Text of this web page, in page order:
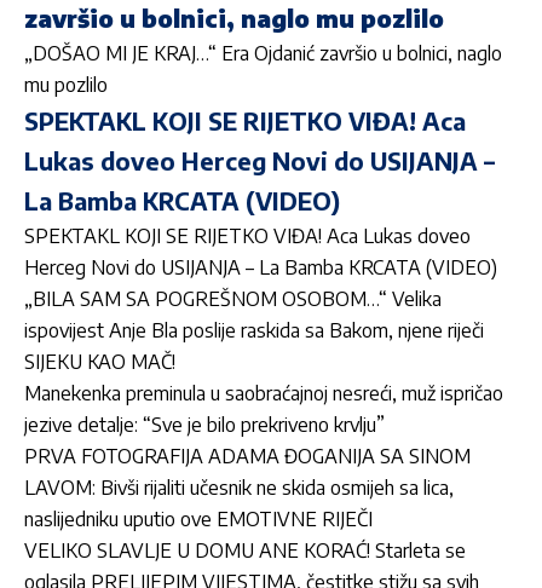
završio u bolnici, naglo mu pozlilo
„DOŠAO MI JE KRAJ…“ Era Ojdanić završio u bolnici, naglo
mu pozlilo
SPEKTAKL KOJI SE RIJETKO VIĐA! Aca
Lukas doveo Herceg Novi do USIJANJA –
La Bamba KRCATA (VIDEO)
SPEKTAKL KOJI SE RIJETKO VIĐA! Aca Lukas doveo
Herceg Novi do USIJANJA – La Bamba KRCATA (VIDEO)
„BILA SAM SA POGREŠNOM OSOBOM…“ Velika
ispovijest Anje Bla poslije raskida sa Bakom, njene riječi
SIJEKU KAO MAČ!
Manekenka preminula u saobraćajnoj nesreći, muž ispričao
jezive detalje: “Sve je bilo prekriveno krvlju”
PRVA FOTOGRAFIJA ADAMA ĐOGANIJA SA SINOM
LAVOM: Bivši rijaliti učesnik ne skida osmijeh sa lica,
naslijedniku uputio ove EMOTIVNE RIJEČI
VELIKO SLAVLJE U DOMU ANE KORAĆ! Starleta se
oglasila PRELIJEPIM VIJESTIMA, čestitke stižu sa svih